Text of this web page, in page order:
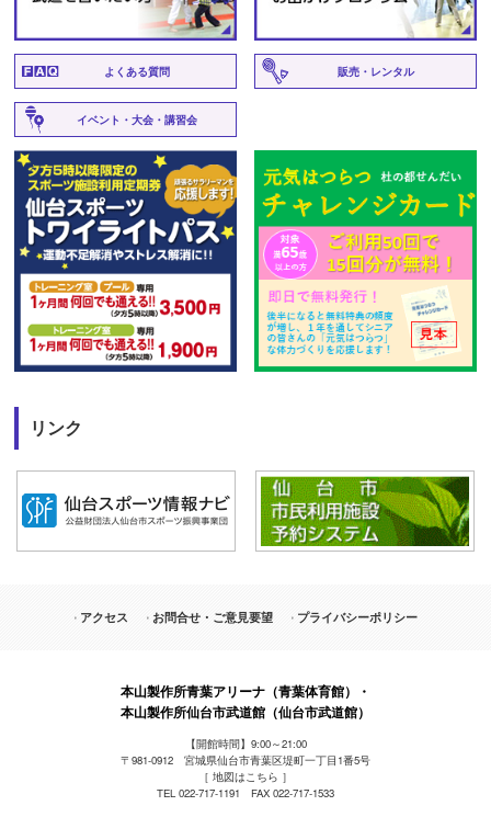
よくある質問 販売・レンタル
イベント・大会・講習会
リンク
アクセス お問合せ・ご意見要望 プライバシーポリシー
本山製作所青葉アリーナ（青葉体育館）・
本山製作所仙台市武道館（仙台市武道館）
【開館時間】9:00～21:00
〒981-0912 宮城県仙台市青葉区堤町一丁目1番5号
［ 地図はこちら ］
TEL 022-717-1191 FAX 022-717-1533